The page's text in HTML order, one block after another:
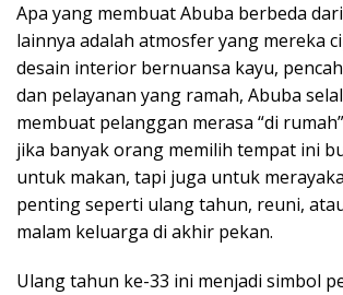
Apa yang membuat Abuba berbeda
lainnya adalah atmosfer yang mereka
desain interior bernuansa kayu,
dan pelayanan yang ramah, Abuba
membuat pelanggan merasa “di
jika banyak orang memilih tempat ini
untuk makan, tapi juga untuk
penting seperti ulang tahun, reuni,
malam keluarga di akhir pekan.
Ulang tahun ke-33 ini menjadi simbol